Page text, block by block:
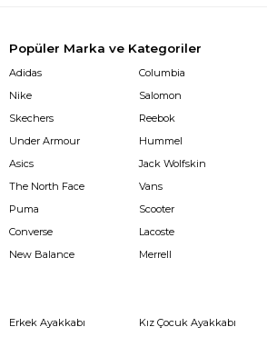
Popüler Marka ve Kategoriler
Adidas
Nike
Skechers
Under Armour
Asics
The North Face
Puma
Converse
New Balance
Columbia
Salomon
Reebok
Hummel
Jack Wolfskin
Vans
Scooter
Lacoste
Merrell
Erkek Ayakkabı
Kız Çocuk Ayakkabı